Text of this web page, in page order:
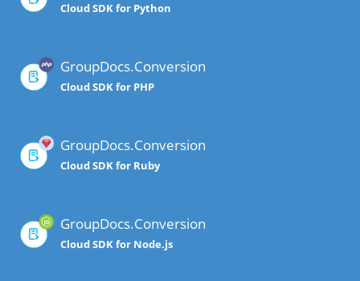
Cloud SDK for Python
GroupDocs.Conversion
Cloud SDK for PHP
GroupDocs.Conversion
Cloud SDK for Ruby
GroupDocs.Conversion
Cloud SDK for Node.js